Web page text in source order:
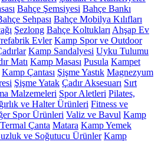
Bahçe Şemsiyesi Bahçe Bankı
Sehpası Bahçe Mobilya Kılıfları
Şezlong Bahçe Koltukları Ahşap Ev
Evler Kamp Spor ve Outdoor
Kamp Sandalyesi Uyku Tulumu
Matı Kamp Masası Pusula Kampet
Kamp Çantası Şişme Yastık Magnezyum
Şişme Yatak Çadır Aksesuarı Sırt
Malzemeleri Spor Aletleri Pilates,
ve Halter Ürünleri Fitness ve
Spor Ürünleri Valiz ve Bavul Kamp
Termal Çanta Matara Kamp Yemek
ve Soğutucu Ürünler Kamp